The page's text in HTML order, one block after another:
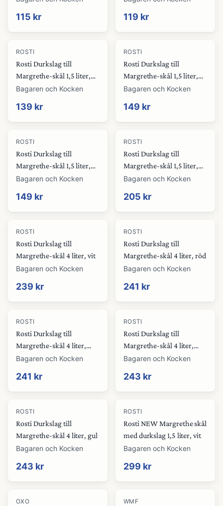
115 kr 119 kr
ROSTI
Rosti Durkslag till
Margrethe-skål 1,5 liter,
vit
Bagaren och Kocken
139 kr
ROSTI
Rosti Durkslag till
Margrethe-skål 1,5 liter,
brun
Bagaren och Kocken
149 kr
ROSTI
Rosti Durkslag till
Margrethe-skål 1,5 liter,
gul
Bagaren och Kocken
149 kr
ROSTI
Rosti Durkslag till
Margrethe-skål 1,5 liter,
röd
Bagaren och Kocken
205 kr
ROSTI
Rosti Durkslag till
Margrethe-skål 4 liter, vit
Bagaren och Kocken
239 kr
ROSTI
Rosti Durkslag till
Margrethe-skål 4 liter, röd
Bagaren och Kocken
241 kr
ROSTI
Rosti Durkslag till
Margrethe-skål 4 liter,
grön
Bagaren och Kocken
241 kr
ROSTI
Rosti Durkslag till
Margrethe-skål 4 liter,
brun
Bagaren och Kocken
243 kr
ROSTI
Rosti Durkslag till
Margrethe-skål 4 liter, gul
Bagaren och Kocken
243 kr
ROSTI
Rosti NEW Margrethe skål
med durkslag 1,5 liter, vit
Bagaren och Kocken
299 kr
OXO WMF